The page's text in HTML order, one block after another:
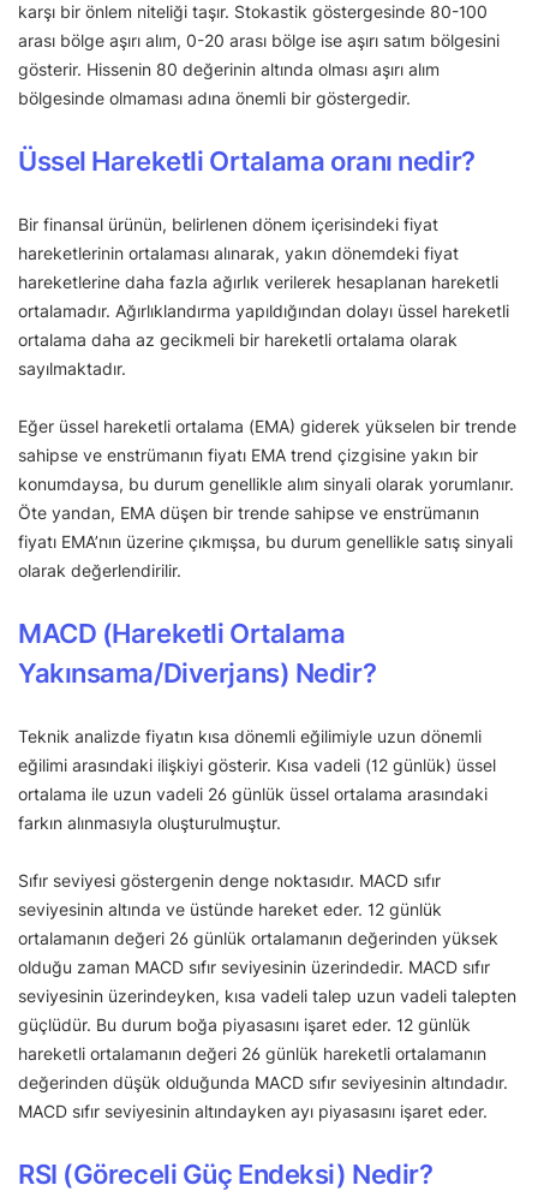
karşı bir önlem niteliği taşır. Stokastik göstergesinde 80-100
arası bölge aşırı alım, 0-20 arası bölge ise aşırı satım bölgesini
gösterir. Hissenin 80 değerinin altında olması aşırı alım
bölgesinde olmaması adına önemli bir göstergedir.
Üssel Hareketli Ortalama oranı nedir?
Bir finansal ürünün, belirlenen dönem içerisindeki fiyat
hareketlerinin ortalaması alınarak, yakın dönemdeki fiyat
hareketlerine daha fazla ağırlık verilerek hesaplanan hareketli
ortalamadır. Ağırlıklandırma yapıldığından dolayı üssel hareketli
ortalama daha az gecikmeli bir hareketli ortalama olarak
sayılmaktadır.
Eğer üssel hareketli ortalama (EMA) giderek yükselen bir trende
sahipse ve enstrümanın fiyatı EMA trend çizgisine yakın bir
konumdaysa, bu durum genellikle alım sinyali olarak yorumlanır.
Öte yandan, EMA düşen bir trende sahipse ve enstrümanın
fiyatı EMA’nın üzerine çıkmışsa, bu durum genellikle satış sinyali
olarak değerlendirilir.
MACD (Hareketli Ortalama
Yakınsama/Diverjans) Nedir?
Teknik analizde fiyatın kısa dönemli eğilimiyle uzun dönemli
eğilimi arasındaki ilişkiyi gösterir. Kısa vadeli (12 günlük) üssel
ortalama ile uzun vadeli 26 günlük üssel ortalama arasındaki
farkın alınmasıyla oluşturulmuştur.
Sıfır seviyesi göstergenin denge noktasıdır. MACD sıfır
seviyesinin altında ve üstünde hareket eder. 12 günlük
ortalamanın değeri 26 günlük ortalamanın değerinden yüksek
olduğu zaman MACD sıfır seviyesinin üzerindedir. MACD sıfır
seviyesinin üzerindeyken, kısa vadeli talep uzun vadeli talepten
güçlüdür. Bu durum boğa piyasasını işaret eder. 12 günlük
hareketli ortalamanın değeri 26 günlük hareketli ortalamanın
değerinden düşük olduğunda MACD sıfır seviyesinin altındadır.
MACD sıfır seviyesinin altındayken ayı piyasasını işaret eder.
RSI (Göreceli Güç Endeksi) Nedir?